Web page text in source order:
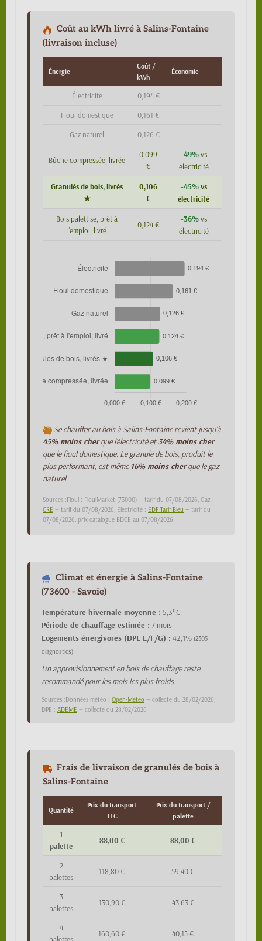
Coût au kWh livré à Salins-Fontaine
(livraison incluse)
Énergie
Coût /
kWh
Économie
Électricité 0,194 €
Fioul domestique 0,161 €
Gaz naturel 0,126 €
Bûche compressée, livrée
0,099
€
-49%vs
électricité
Granulés de bois, livrés
★
0,106
€
-45%vs
électricité
Bois palettisé, prêt à
l'emploi, livré
0,124 €
-36%vs
électricité
Se chauffer au bois à Salins-Fontaine revient jusqu'à
45% moins cherque l'électricité et34% moins cher
que le fioul domestique. Le granulé de bois, produit le
plus performant, est même 16% moins cherque le gaz
naturel.
Sources :Fioul : FioulMarket (73000) — tarif du 07/08/2026, Gaz :
CRE — tarif du 07/08/2026, Électricité : EDF Tarif Bleu — tarif du
07/08/2026, prix catalogue BDCE au 07/08/2026
Climat et énergie à Salins-Fontaine
(73600 - Savoie)
Température hivernale moyenne : 5,3°C
Période de chauffage estimée : 7 mois
Logements énergivores (DPE E/F/G) : 42,1% (2305
diagnostics)
Un approvisionnement en bois de chauffage reste
recommandé pour les mois les plus froids.
Sources :Données météo : Open-Meteo — collecte du 28/02/2026,
DPE : ADEME — collecte du 28/02/2026
Frais de livraison de granulés de bois à
Salins-Fontaine
Quantité
Prix du transport
TTC
Prix du transport /
palette
1
palette
88,00 € 88,00 €
2
palettes
118,80 € 59,40 €
3
palettes
130,90 € 43,63 €
4
160,60 € 40,15 €